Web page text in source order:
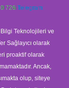
726 Telegram:
Teknolojileri ve
Sağlayıcı olarak
proaktif olarak
Ancak,
olup, siteye